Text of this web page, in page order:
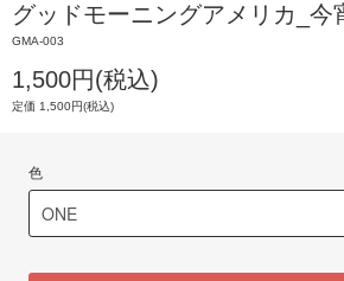
グッドモーニングアメリカ_今
GMA-003
1,500円(税込)
定価 1,500円(税込)
色